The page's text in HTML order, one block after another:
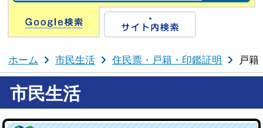
Google検索
ホーム 市民生活 住民票・戸籍・印鑑証明 戸籍
市民生活